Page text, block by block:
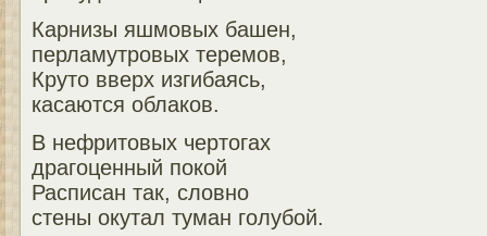
Карнизы яшмовых башен,
перламутровых теремов,
Круто вверх изгибаясь,
касаются облаков.
В нефритовых чертогах
драгоценный покой
Расписан так, словно
стены окутал туман голубой.